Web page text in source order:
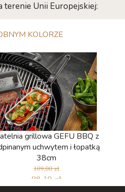
terenie Unii Europejskiej:
KOLORZE
grillowa GEFU BBQ z
uchwytem i łopatką
38cm
109,00 zł
98,10 zł